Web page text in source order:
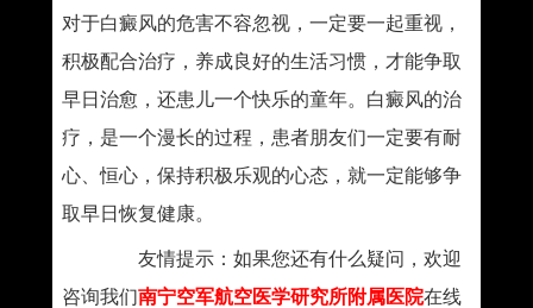
对于白癜风的危害不容忽视，一定要一起重视，
积极配合治疗，养成良好的生活习惯，才能争取
早日治愈，还患儿一个快乐的童年。白癜风的治
疗，是一个漫长的过程，患者朋友们一定要有耐
心、恒心，保持积极乐观的心态，就一定能够争
取早日恢复健康。
友情提示：如果您还有什么疑问，欢迎
咨询我们南宁空军航空医学研究所附属医院在线